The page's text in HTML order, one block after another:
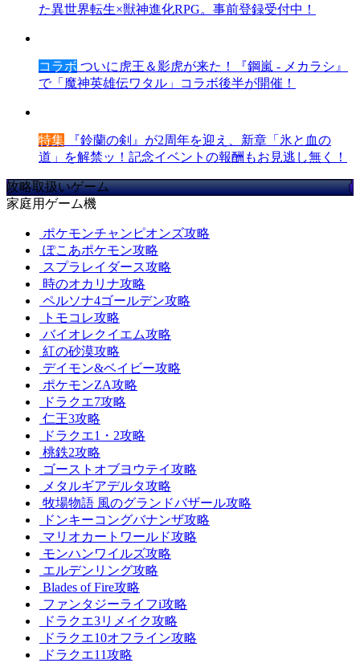
た異世界転生×獣神進化RPG。事前登録受付中！
コラボ ついに虎王＆影虎が来た！『鋼嵐 - メカラシ』
で「魔神英雄伝ワタル」コラボ後半が開催！
特集 『鈴蘭の剣』が2周年を迎え、新章「氷と血の
道」を解禁ッ！記念イベントの報酬もお見逃し無く！
攻略取扱いゲーム
家庭用ゲーム機
ポケモンチャンピオンズ攻略
ぽこあポケモン攻略
スプラレイダース攻略
時のオカリナ攻略
ペルソナ4ゴールデン攻略
トモコレ攻略
バイオレクイエム攻略
紅の砂漠攻略
デイモン&ベイビー攻略
ポケモンZA攻略
ドラクエ7攻略
仁王3攻略
ドラクエ1・2攻略
桃鉄2攻略
ゴーストオブヨウテイ攻略
メタルギアデルタ攻略
牧場物語 風のグランドバザール攻略
ドンキーコングバナンザ攻略
マリオカートワールド攻略
モンハンワイルズ攻略
エルデンリング攻略
Blades of Fire攻略
ファンタジーライフi攻略
ドラクエ3リメイク攻略
ドラクエ10オフライン攻略
ドラクエ11攻略